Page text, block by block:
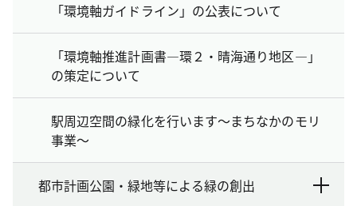
「環境軸ガイドライン」の公表について
「環境軸推進計画書―環２・晴海通り地区―」
の策定について
駅周辺空間の緑化を行います～まちなかのモリ
事業～
都市計画公園・緑地等による緑の創出